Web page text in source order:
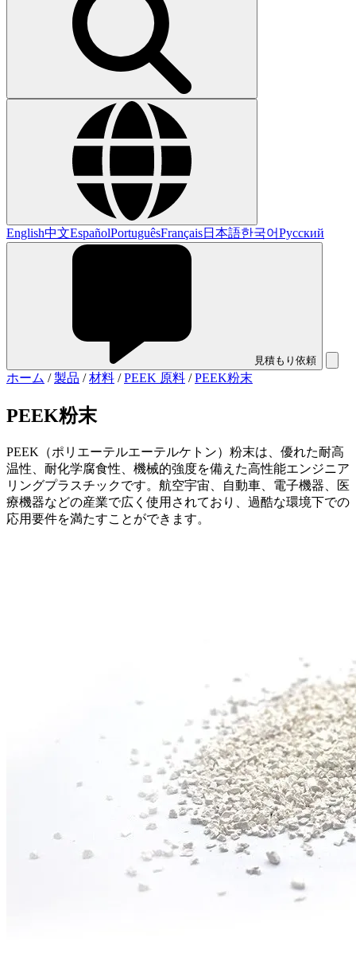
English中文EspañolPortuguêsFrançais日本語한국어Русский
見積もり依頼
ホーム /製品 /材料 /PEEK 原料 /PEEK粉末
PEEK粉末
PEEK（ポリエーテルエーテルケトン）粉末は、優れた耐高
温性、耐化学腐食性、機械的強度を備えた高性能エンジニア
リングプラスチックです。航空宇宙、自動車、電子機器、医
療機器などの産業で広く使用されており、過酷な環境下での
応用要件を満たすことができます。